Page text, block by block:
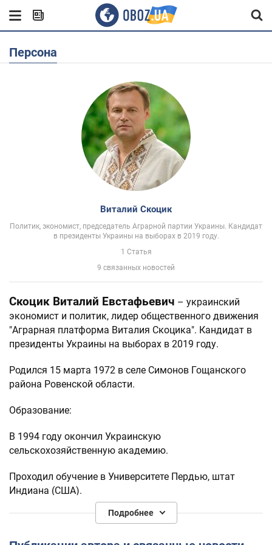
Персона
Виталий Скоцик
Политик, экономист, председатель Аграрной партии Украины. Кандидат
в президенты Украины на выборах в 2019 году.
1 Статья
9 связанных новостей
Скоцик Виталий Евстафьевич – украинский
экономист и политик, лидер общественного движения
"Аграрная платформа Виталия Скоцика". Кандидат в
президенты Украины на выборах в 2019 году.
Родился 15 марта 1972 в селе Симонов Гощанского
района Ровенской области.
Образование:
В 1994 году окончил Украинскую
сельскохозяйственную академию.
Проходил обучение в Университете Пердью, штат
Индиана (США).
Кандидат сельскохозяйственных наук (1998). Доктор
Подробнее